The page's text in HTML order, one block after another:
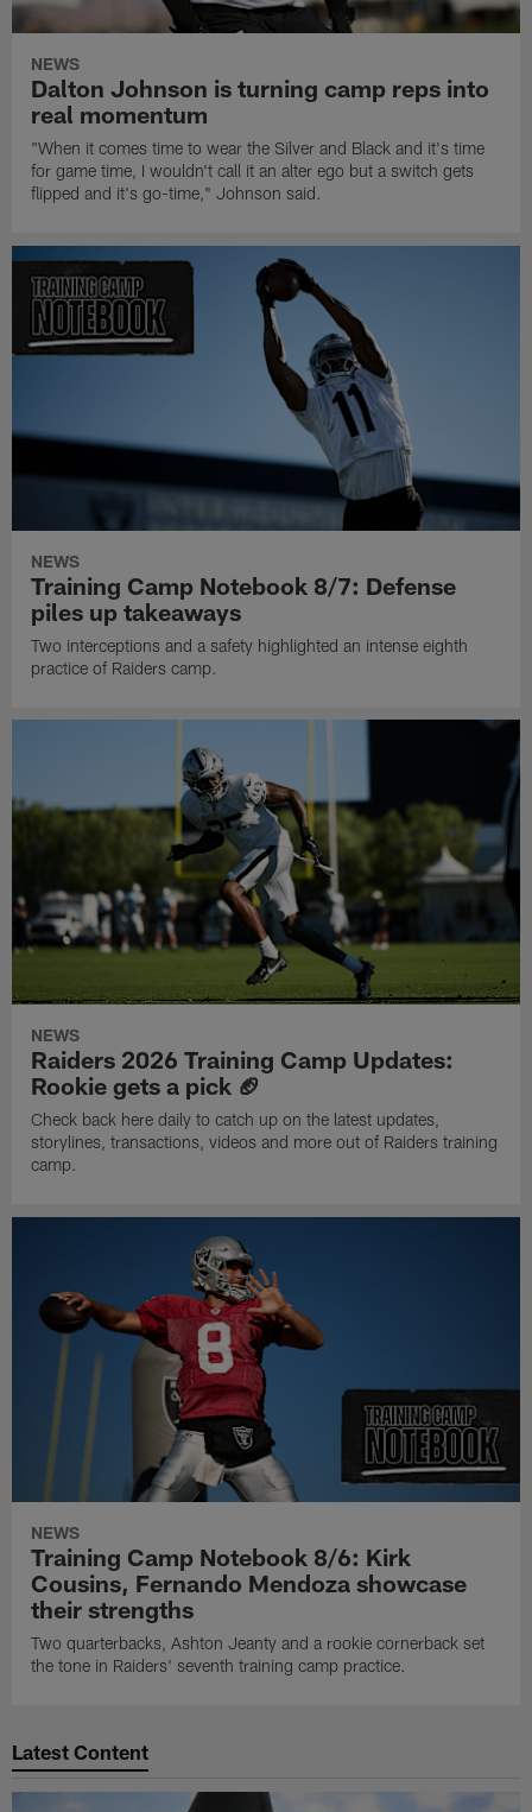
NEWS
Dalton Johnson is turning camp reps into
real momentum
"When it comes time to wear the Silver and Black and it's time
for game time, I wouldn't call it an alter ego but a switch gets
flipped and it's go-time," Johnson said.
NEWS
Training Camp Notebook 8/7: Defense
piles up takeaways
Two interceptions and a safety highlighted an intense eighth
practice of Raiders camp.
NEWS
Raiders 2026 Training Camp Updates:
Rookie gets a pick 🏈
Check back here daily to catch up on the latest updates,
storylines, transactions, videos and more out of Raiders training
camp.
NEWS
Training Camp Notebook 8/6: Kirk
Cousins, Fernando Mendoza showcase
their strengths
Two quarterbacks, Ashton Jeanty and a rookie cornerback set
the tone in Raiders' seventh training camp practice.
Latest Content